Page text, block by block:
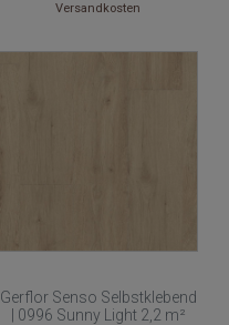
Versandkosten
Gerflor Senso Selbstklebend
| 0996 Sunny Light 2,2 m²